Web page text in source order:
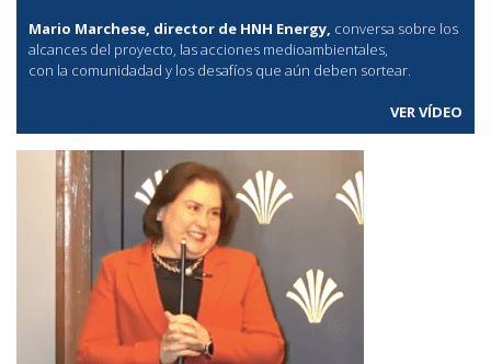
Mario Marchese, director de HNH Energy, conversa sobre los
alcances del proyecto, las acciones medioambientales,
con la comunidadad y los desafíos que aún deben sortear.
VER VÍDEO